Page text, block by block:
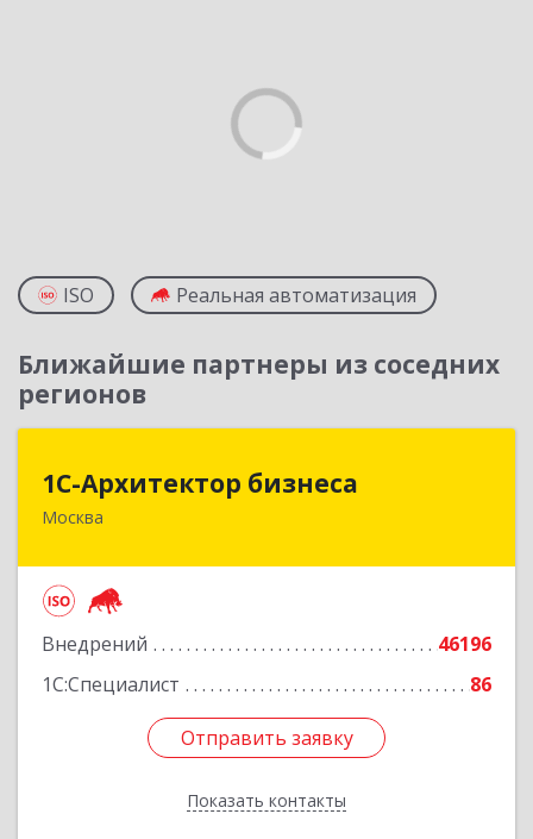
ISO Реальная автоматизация
Ближайшие партнеры из соседних
регионов
1С-Архитектор бизнеса
Москва
Внедрений
46196
1С:Специалист
86
Отправить заявку
Показать контакты
1С-Архитектор бизнеса
115114, Москва г, Кожевнический 2-й пер, дом
Отправить заявку
Назад